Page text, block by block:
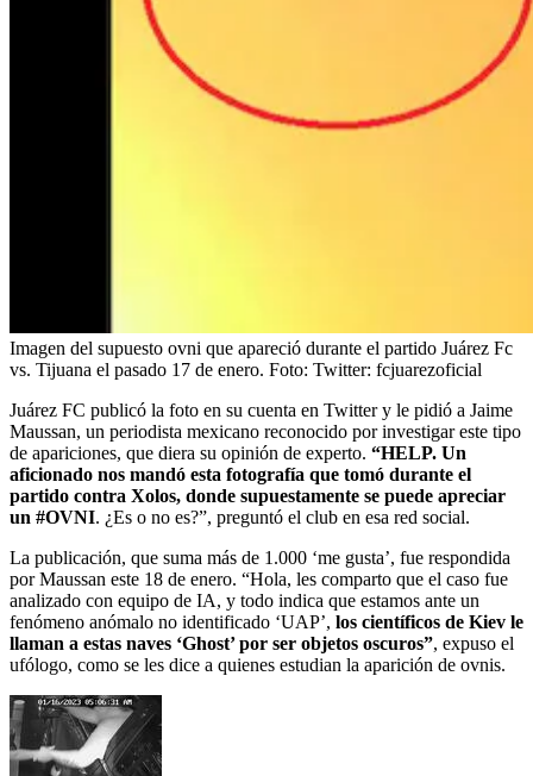
Imagen del supuesto ovni que apareció durante el partido Juárez Fc
vs. Tijuana el pasado 17 de enero. Foto: Twitter: fcjuarezoficial
Juárez FC publicó la foto en su cuenta en Twitter y le pidió a Jaime
Maussan, un periodista mexicano reconocido por investigar este tipo
de apariciones, que diera su opinión de experto. “HELP. Un
aficionado nos mandó esta fotografía que tomó durante el
partido contra Xolos, donde supuestamente se puede apreciar
un #OVNI. ¿Es o no es?”, preguntó el club en esa red social.
La publicación, que suma más de 1.000 ‘me gusta’, fue respondida
por Maussan este 18 de enero. “Hola, les comparto que el caso fue
analizado con equipo de IA, y todo indica que estamos ante un
fenómeno anómalo no identificado ‘UAP’, los científicos de Kiev le
llaman a estas naves ‘Ghost’ por ser objetos oscuros”, expuso el
ufólogo, como se les dice a quienes estudian la aparición de ovnis.